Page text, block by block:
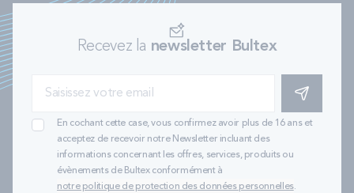
Recevez la newsletter Bultex
S'INSCRIRE
En cochant cette case, vous confirmez avoir plus de 16 ans et
acceptez de recevoir notre Newsletter incluant des
informations concernant les offres, services, produits ou
évènements de Bultex conformément à
notre politique de protection des données personnelles.